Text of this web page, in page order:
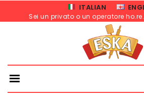
ITALIAN
Sei un privato o un operatore